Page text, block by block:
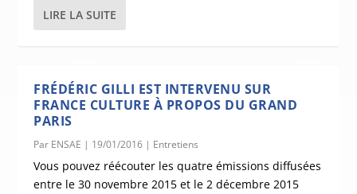
LIRE LA SUITE
FRÉDÉRIC GILLI EST INTERVENU SUR
FRANCE CULTURE À PROPOS DU GRAND
PARIS
Par ENSAE | 19/01/2016 | Entretiens
Vous pouvez réécouter les quatre émissions diffusées
entre le 30 novembre 2015 et le 2 décembre 2015